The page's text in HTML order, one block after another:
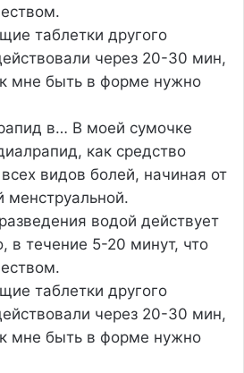
таблетки другого
через 20-30 мин,
мне быть в форме нужно
в… В моей сумочке
как средство
видов болей, начиная от
менструальной.
водой действует
в течение 5-20 минут, что
таблетки другого
через 20-30 мин,
мне быть в форме нужно